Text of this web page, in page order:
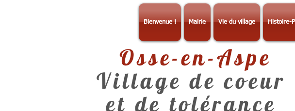
Bienvenue ! Mairie Vie du village Histoire-
Osse-en-Aspe
Village de coeur
et de tolérance